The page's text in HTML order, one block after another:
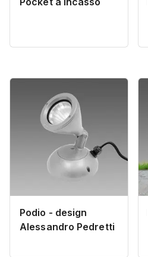
Podio - design
Alessandro Pedretti